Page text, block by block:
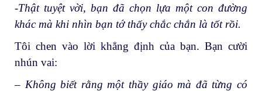
-Thật tuyệt vời, bạn đã chọn lựa một con đường
khác mà khi nhìn bạn tớ thấy chắc chắn là tốt rồi.
Tôi chen vào lời khẳng định của bạn. Bạn cười
nhún vai:
– Không biết rằng một thầy giáo mà đã từng có